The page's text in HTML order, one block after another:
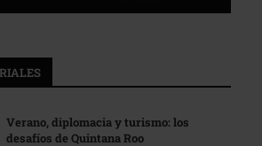
Verano, diplomacia y turismo: los
desafíos de Quintana Roo